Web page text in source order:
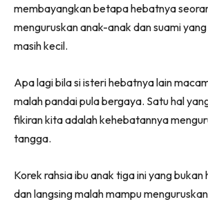
membayangkan betapa hebatnya
menguruskan anak-anak dan suami
masih kecil.
Apa lagi bila si isteri hebatnya lain
malah pandai pula bergaya. Satu hal
fikiran kita adalah kehebatannya
tangga.
Korek rahsia ibu anak tiga ini yang bukan
dan langsing malah mampu